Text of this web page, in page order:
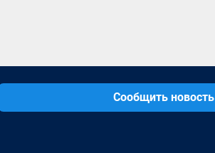
Сообщить новость